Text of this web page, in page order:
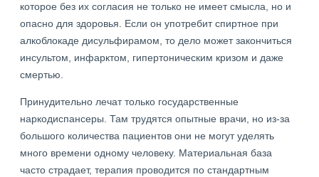
которое без их согласия не только не имеет смысла, но и
опасно для здоровья. Если он употребит спиртное при
алкоблокаде дисульфирамом, то дело может закончиться
инсультом, инфарктом, гипертоническим кризом и даже
смертью.
Принудительно лечат только государственные
наркодиспансеры. Там трудятся опытные врачи, но из-за
большого количества пациентов они не могут уделять
много времени одному человеку. Материальная база
часто страдает, терапия проводится по стандартным